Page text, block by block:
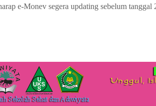
e-Monev segera updating sebelum tanggal